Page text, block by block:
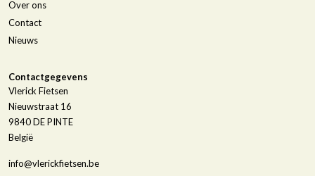
Over ons
Contact
Nieuws
Contactgegevens
Vlerick Fietsen
Nieuwstraat 16
9840DE PINTE
België
info@vlerickfietsen.be